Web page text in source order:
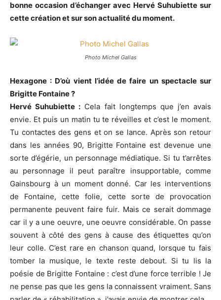
bonne occasion d’échanger avec Hervé Suhubiette sur
cette création et sur son actualité du moment.
Photo Michel Gallas
Hexagone : D’où vient l’idée de faire un spectacle sur
Brigitte Fontaine ?
Hervé Suhubiette : Cela fait longtemps que j’en avais
envie. Et puis un matin tu te réveilles et c’est le moment.
Tu contactes des gens et on se lance. Après son retour
dans les années 90, Brigitte Fontaine est devenue une
sorte d’égérie, un personnage médiatique. Si tu t’arrêtes
au personnage il peut paraître insupportable, comme
Gainsbourg à un moment donné. Car les interventions
de Fontaine, cette folie, cette sorte de provocation
permanente peuvent faire fuir. Mais ce serait dommage
car il y a une oeuvre, une oeuvre considérable. On passe
souvent à côté des gens à cause des étiquettes qu’on
leur colle. C’est rare en chanson quand, lorsque tu fais
tomber la musique, le texte reste debout. Si tu lis la
poésie de Brigitte Fontaine : c’est d’une force terrible ! Je
ne pense pas que les gens la connaissent vraiment. Sans